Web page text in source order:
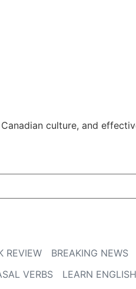
culture, and
REVIEW BREAKING NEWS
VERBS LEARN ENGLISH